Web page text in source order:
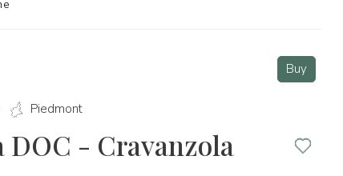
Buy
Piedmont
DOC - Cravanzola